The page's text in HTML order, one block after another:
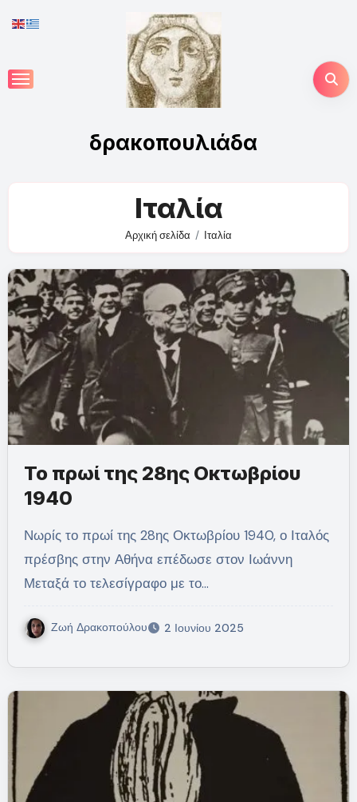
to
δρακοπουλιάδα
Ιταλία
Αρχική σελίδα Ιταλία
Το πρωί της 28ης Οκτωβρίου
1940
Νωρίς το πρωί της 28ης Οκτωβρίου 1940, ο Ιταλός
πρέσβης στην Αθήνα επέδωσε στον Ιωάννη
Μεταξά το τελεσίγραφο με το…
Ζωή Δρακοπούλου 2 Ιουνίου 2025